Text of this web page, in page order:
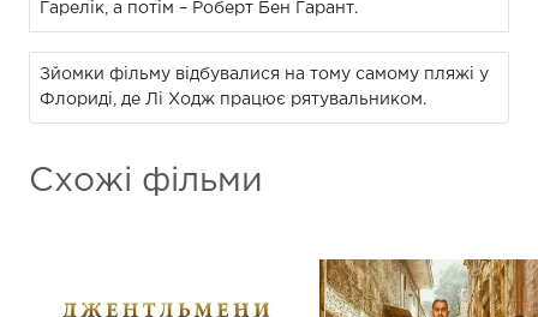
Гарелік, а потім – Роберт Бен Гарант.
Зйомки фільму відбувалися на тому самому пляжі у
Флориді, де Лі Ходж працює рятувальником.
Схожі фільми